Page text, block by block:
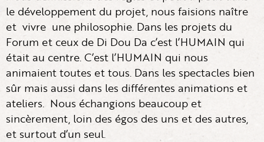
le développement du projet, nous faisions naître
et vivre une philosophie. Dans les projets du
Forum et ceux de Di Dou Da c’est l’HUMAIN qui
était au centre. C’est l’HUMAIN qui nous
animaient toutes et tous. Dans les spectacles bien
sûr mais aussi dans les différentes animations et
ateliers. Nous échangions beaucoup et
sincèrement, loin des égos des uns et des autres,
et surtout d’un seul.